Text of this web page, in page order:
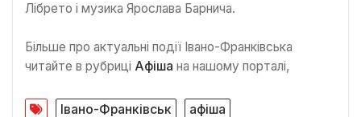
Лібрето і музика Ярослава Барнича.
Більше про актуальні події Івано-Франківська
читайте в рубриці Афіша на нашому порталі,
Івано-Франківськ афіша